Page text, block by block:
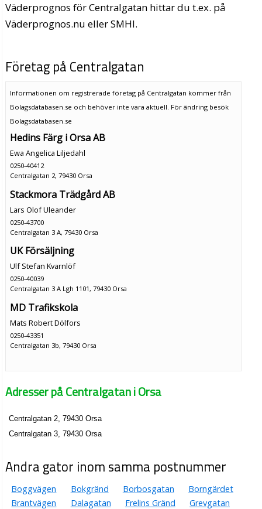
Väderprognos för Centralgatan hittar du t.ex. på
Väderprognos.nu eller SMHI.
Företag på Centralgatan
Informationen om registrerade företag på Centralgatan kommer från
Bolagsdatabasen.se och behöver inte vara aktuell. För ändring besök
Bolagsdatabasen.se
Hedins Färg i Orsa AB
Ewa Angelica Liljedahl
0250-40412
Centralgatan 2, 79430 Orsa
Stackmora Trädgård AB
Lars Olof Uleander
0250-43700
Centralgatan 3 A, 79430 Orsa
UK Försäljning
Ulf Stefan Kvarnlöf
0250-40039
Centralgatan 3 A Lgh 1101, 79430 Orsa
MD Trafikskola
Mats Robert Dölfors
0250-43351
Centralgatan 3b, 79430 Orsa
Adresser på Centralgatan i Orsa
Centralgatan 2, 79430 Orsa
Centralgatan 3, 79430 Orsa
Andra gator inom samma postnummer
Boggvägen Bokgränd Borbosgatan
Borngärdet
Brantvägen
Dalagatan Frelins Gränd
Grevgatan